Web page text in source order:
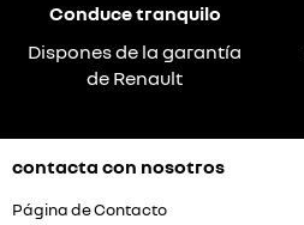
Conduce tranquilo
Dispones de la garantía
de Renault
contacta con nosotros
Página de Contacto